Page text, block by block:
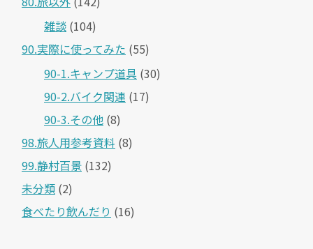
雑談 (104)
90.実際に使ってみた (55)
90-1.キャンプ道具 (30)
90-2.バイク関連 (17)
90-3.その他 (8)
98.旅人用参考資料 (8)
99.静村百景 (132)
未分類 (2)
食べたり飲んだり (16)